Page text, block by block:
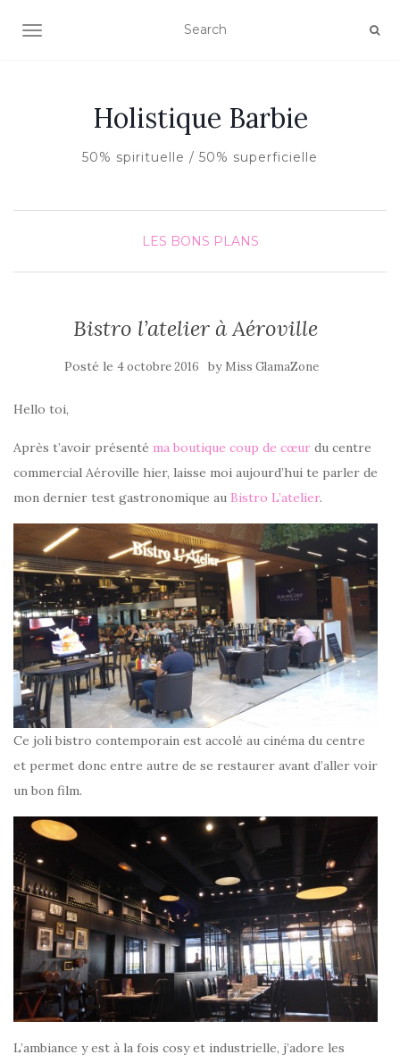
AFFICHER/MASQUER LA NAVIGATION
Holistique Barbie
50% spirituelle / 50% superficielle
LES BONS PLANS
Bistro l’atelier à Aéroville
Posté le 4 octobre 2016 by Miss GlamaZone
Hello toi,
Après t’avoir présenté ma boutique coup de cœur du centre
commercial Aéroville hier, laisse moi aujourd’hui te parler de
mon dernier test gastronomique au Bistro L’atelier.
Ce joli bistro contemporain est accolé au cinéma du centre
et permet donc entre autre de se restaurer avant d’aller voir
un bon film.
L’ambiance y est à la fois cosy et industrielle, j’adore les